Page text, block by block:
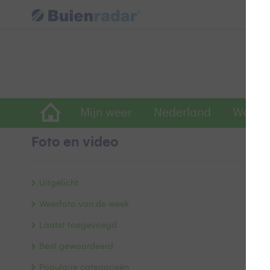
Mijn weer Nederland
Foto en video
Uitgelicht
Weerfoto van de week
Laatst toegevoegd
Best gewaardeerd
Populaire categorieën